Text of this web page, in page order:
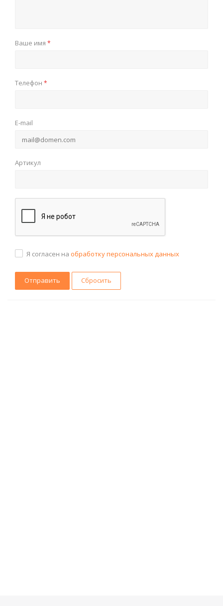
Ваше имя *
Телефон *
E-mail
Артикул
Я согласен на обработку персональных данных
Сбросить